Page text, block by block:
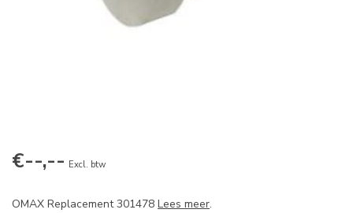
€--,-- Excl. btw
OMAX Replacement 301478 Lees meer.